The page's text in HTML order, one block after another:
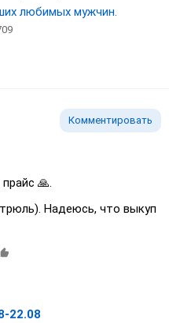
любимых мужчин.
Комментировать
🙏.
Надеюсь, что выкуп
22.08